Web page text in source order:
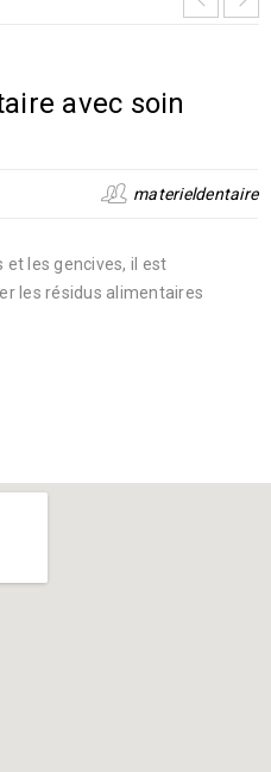
avec soin
materieldentaire
et les gencives, il est
les résidus alimentaires